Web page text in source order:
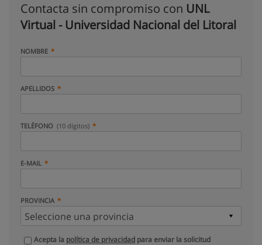
Contacta sin compromiso con UNL
Virtual - Universidad Nacional del Litoral
NOMBRE
APELLIDOS
TELÉFONO (10 dígitos)
E-MAIL
PROVINCIA
Acepta la política de privacidad para enviar la solicitud